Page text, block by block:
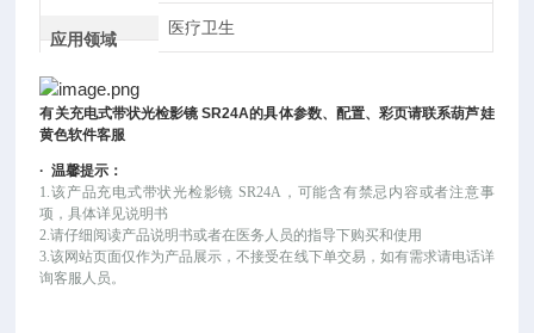
应用领域
医疗卫生
有关充电式带状光检影镜 SR24A的具体参数、配置、彩页请联系葫芦娃
黄色软件客服
·温馨提示：
1.该产品充电式带状光检影镜 SR24A ，可能含有禁忌内容或者注意事
项，具体详见说明书
2.请仔细阅读产品说明书或者在医务人员的指导下购买和使用
3.该网站页面仅作为产品展示，不接受在线下单交易，如有需求请电话详
询客服人员。